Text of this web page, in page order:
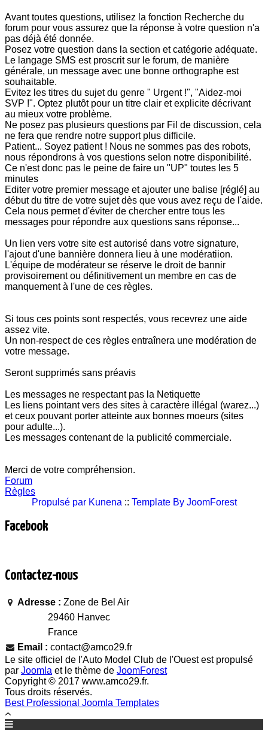
Avant toutes questions, utilisez la fonction Recherche du
forum pour vous assurez que la réponse à votre question n'a
pas déjà été donnée.
Posez votre question dans la section et catégorie adéquate.
Le langage SMS est proscrit sur le forum, de manière
générale, un message avec une bonne orthographe est
souhaitable.
Evitez les titres du sujet du genre " Urgent !", "Aidez-moi
SVP !". Optez plutôt pour un titre clair et explicite décrivant
au mieux votre problème.
Ne posez pas plusieurs questions par Fil de discussion, cela
ne fera que rendre notre support plus difficile.
Patient... Soyez patient ! Nous ne sommes pas des robots,
nous répondrons à vos questions selon notre disponibilité.
Ce n'est donc pas le peine de faire un "UP" toutes les 5
minutes
Editer votre premier message et ajouter une balise [réglé] au
début du titre de votre sujet dès que vous avez reçu de l'aide.
Cela nous permet d'éviter de chercher entre tous les
messages pour répondre aux questions sans réponse...
Un lien vers votre site est autorisé dans votre signature,
l'ajout d'une bannière donnera lieu à une modératiion.
L'équipe de modérateur se réserve le droit de bannir
provisoirement ou définitivement un membre en cas de
manquement à l'une de ces règles.
Si tous ces points sont respectés, vous recevrez une aide
assez vite.
Un non-respect de ces règles entraînera une modération de
votre message.
Seront supprimés sans préavis
Les messages ne respectant pas la Netiquette
Les liens pointant vers des sites à caractère illégal (warez...)
et ceux pouvant porter atteinte aux bonnes moeurs (sites
pour adulte...).
Les messages contenant de la publicité commerciale.
Merci de votre compréhension.
Forum
Règles
Propulsé par Kunena :: Template By JoomForest
Facebook
Contactez-nous
Adresse : Zone de Bel Air
29460 Hanvec
France
Email : contact@amco29.fr
Le site officiel de l'Auto Model Club de l'Ouest est propulsé
par Joomla et le thème de JoomForest
Copyright © 2017 www.amco29.fr.
Tous droits réservés.
Best Professional Joomla Templates